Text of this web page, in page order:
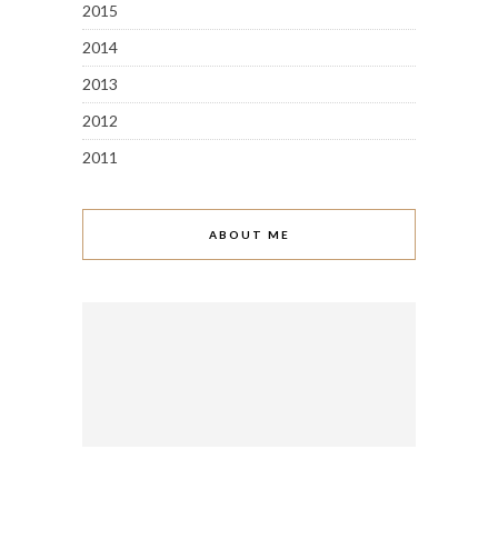
2015
2014
2013
2012
2011
ABOUT ME